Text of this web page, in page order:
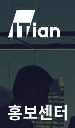
홍보센터